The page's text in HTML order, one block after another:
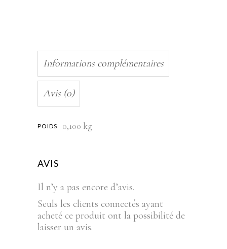
Informations complémentaires
Avis (0)
POIDS 0,100 kg
AVIS
Il n’y a pas encore d’avis.
Seuls les clients connectés ayant
acheté ce produit ont la possibilité de
laisser un avis.